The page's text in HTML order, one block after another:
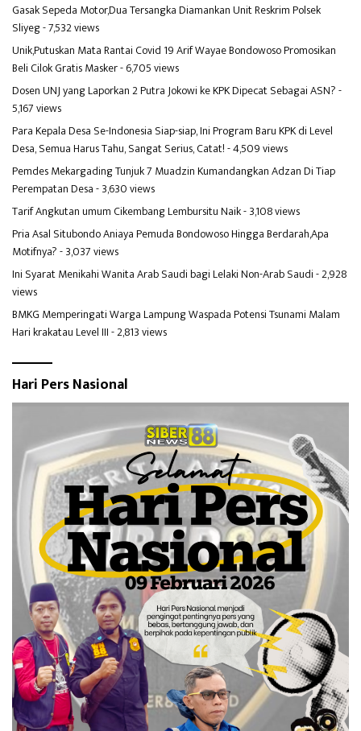
Gasak Sepeda Motor,Dua Tersangka Diamankan Unit Reskrim Polsek
Sliyeg- 7,532 views
Unik,Putuskan Mata Rantai Covid 19 Arif Wayae Bondowoso Promosikan
Beli Cilok Gratis Masker- 6,705 views
Dosen UNJ yang Laporkan 2 Putra Jokowi ke KPK Dipecat Sebagai ASN?-
5,167 views
Para Kepala Desa Se-Indonesia Siap-siap, Ini Program Baru KPK di Level
Desa, Semua Harus Tahu, Sangat Serius, Catat!- 4,509 views
Pemdes Mekargading Tunjuk 7 Muadzin Kumandangkan Adzan Di Tiap
Perempatan Desa- 3,630 views
Tarif Angkutan umum Cikembang Lembursitu Naik- 3,108 views
Pria Asal Situbondo Aniaya Pemuda Bondowoso Hingga Berdarah,Apa
Motifnya?- 3,037 views
Ini Syarat Menikahi Wanita Arab Saudi bagi Lelaki Non-Arab Saudi- 2,928
views
BMKG Memperingati Warga Lampung Waspada Potensi Tsunami Malam
Hari krakatau Level III- 2,813 views
Hari Pers Nasional